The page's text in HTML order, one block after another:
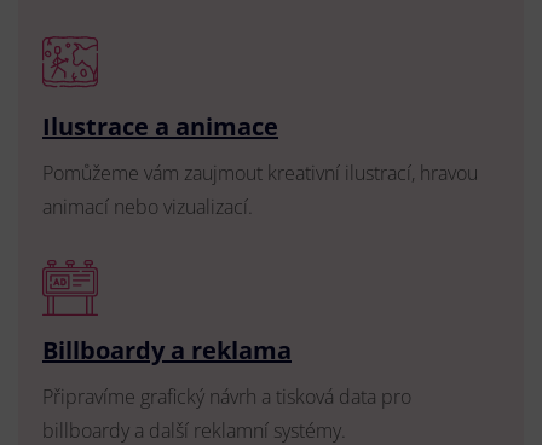
Ilustrace a animace
Pomůžeme vám zaujmout kreativní ilustrací, hravou
animací nebo vizualizací.
Billboardy a reklama
Připravíme grafický návrh a tisková data pro
billboardy a další reklamní systémy.